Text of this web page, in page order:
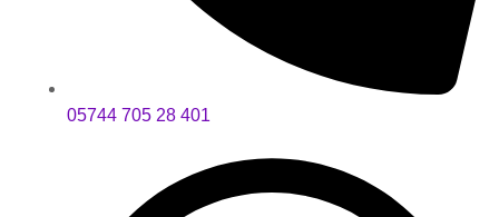
05744 705 28 401